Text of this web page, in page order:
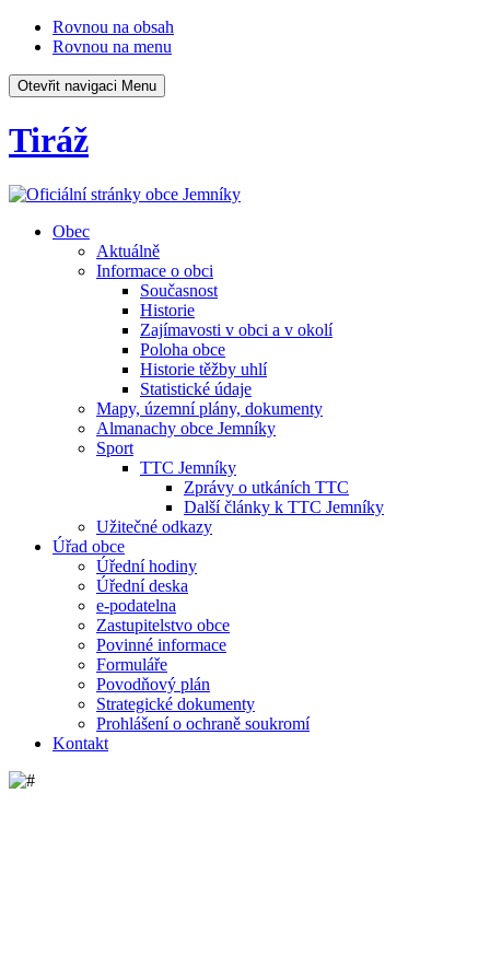
Rovnou na obsah
Rovnou na menu
Otevřit navigaci Menu
Tiráž
Obec
Aktuálně
Informace o obci
Současnost
Historie
Zajímavosti v obci a v okolí
Poloha obce
Historie těžby uhlí
Statistické údaje
Mapy, územní plány, dokumenty
Almanachy obce Jemníky
Sport
TTC Jemníky
Zprávy o utkáních TTC
Další články k TTC Jemníky
Užitečné odkazy
Úřad obce
Úřední hodiny
Úřední deska
e-podatelna
Zastupitelstvo obce
Povinné informace
Formuláře
Povodňový plán
Strategické dokumenty
Prohlášení o ochraně soukromí
Kontakt